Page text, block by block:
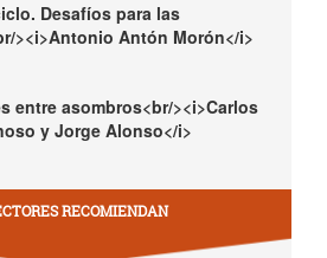
Desafíos para las
><i>Antonio Antón Morón</i>
entre asombros<br/><i>Carlos
y Jorge Alonso</i>
RECOMIENDAN